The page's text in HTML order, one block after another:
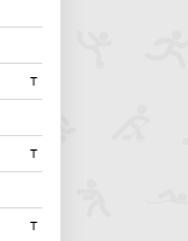
T
T
T